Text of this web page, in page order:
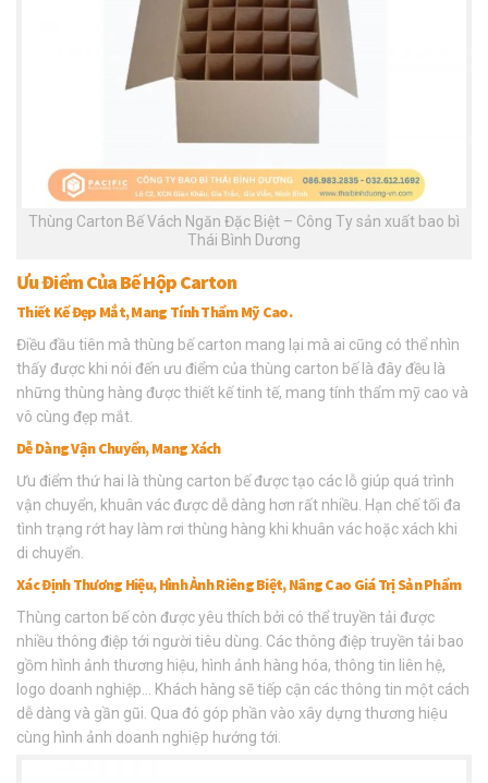
Thùng Carton Bế Vách Ngăn Đặc Biệt – Công Ty sản xuất bao bì
Thái Bình Dương
Ưu Điểm Của Bế Hộp Carton
Thiết Kế Đẹp Mắt, Mang Tính Thẩm Mỹ Cao.
Điều đầu tiên mà thùng bế carton mang lại mà ai cũng có thể nhìn
thấy được khi nói đến ưu điểm của thùng carton bế là đây đều là
những thùng hàng được thiết kế tinh tế, mang tính thẩm mỹ cao và
vô cùng đẹp mắt.
Dễ Dàng Vận Chuyển, Mang Xách
Ưu điểm thứ hai là thùng carton bế được tạo các lỗ giúp quá trình
vận chuyển, khuân vác được dễ dàng hơn rất nhiều. Hạn chế tối đa
tình trạng rớt hay làm rơi thùng hàng khi khuân vác hoặc xách khi
di chuyển.
Xác Định Thương Hiệu, Hình Ảnh Riêng Biệt, Nâng Cao Giá Trị Sản Phẩm
Thùng carton bế còn được yêu thích bởi có thể truyền tải được
nhiều thông điệp tới người tiêu dùng. Các thông điệp truyền tải bao
gồm hình ảnh thương hiệu, hình ảnh hàng hóa, thông tin liên hệ,
logo doanh nghiệp… Khách hàng sẽ tiếp cận các thông tin một cách
dễ dàng và gần gũi. Qua đó góp phần vào xây dựng thương hiệu
cùng hình ảnh doanh nghiệp hướng tới.